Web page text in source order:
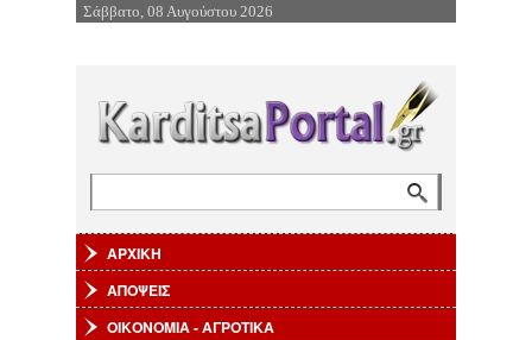
Επιστροφή στην Πλοήγηση
Σάββατο, 08 Αυγούστου 2026
ΑΡΧΙΚΗ
ΑΠΟΨΕΙΣ
ΟΙΚΟΝΟΜΙΑ - ΑΓΡΟΤΙΚΑ